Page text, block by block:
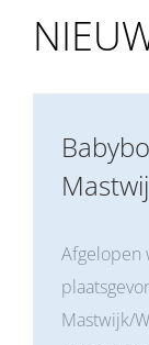
Afgelopen
Mastwijk/